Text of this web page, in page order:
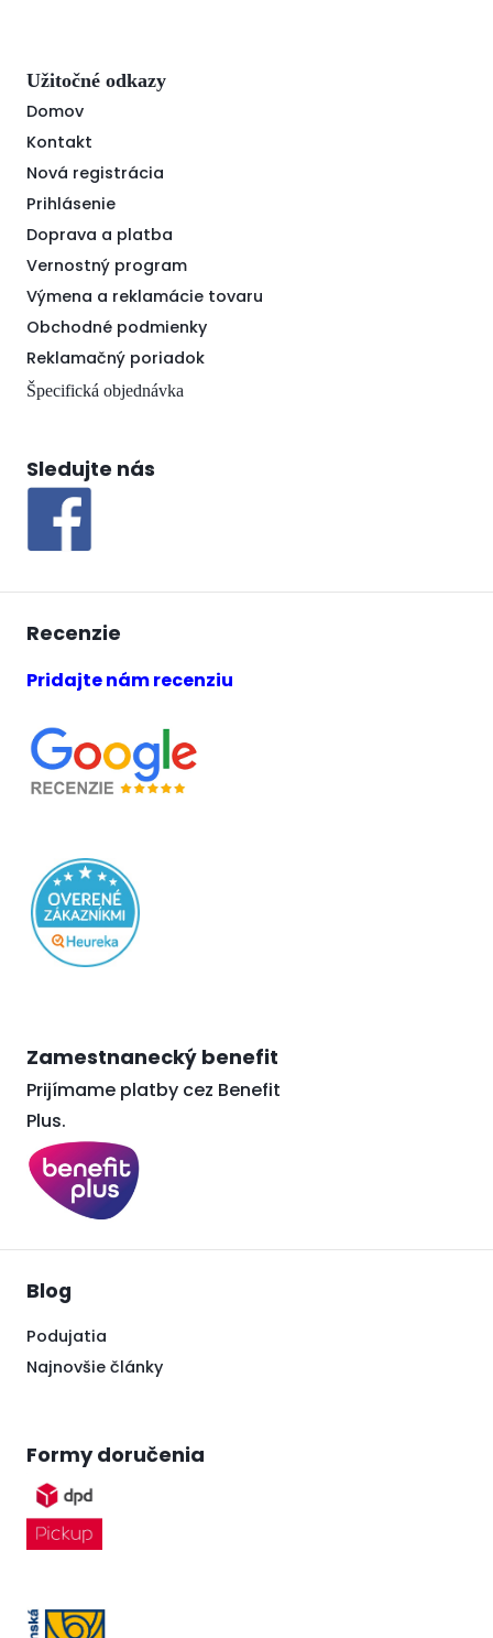
Užitočné odkazy
Domov
Kontakt
Nová registrácia
Prihlásenie
Doprava a platba
Vernostný program
Výmena a reklamácie tovaru
Obchodné podmienky
Reklamačný poriadok
Špecifická objednávka
Sledujte nás
Recenzie
Pridajte nám recenziu
Zamestnanecký benefit
Prijímame platby cez Benefit
Plus.
Blog
Podujatia
Najnovšie články
Formy doručenia